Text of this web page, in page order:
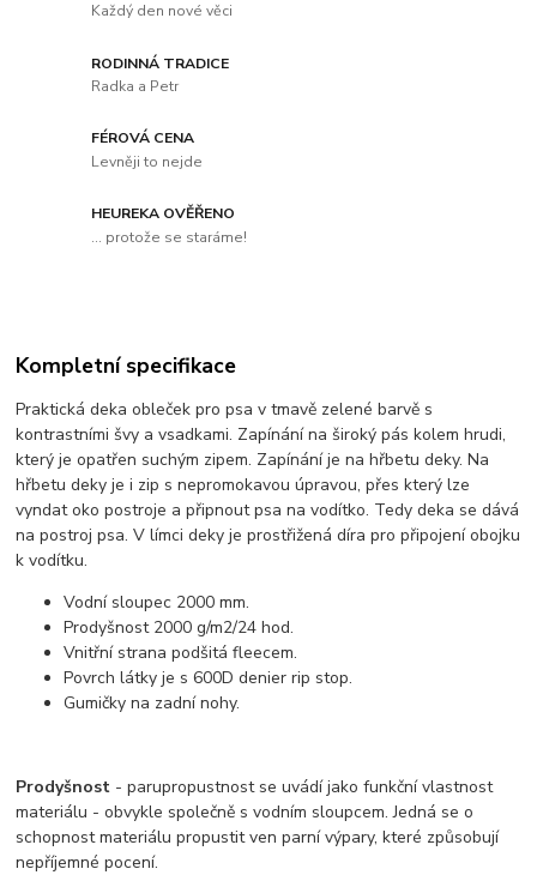
Každý den nové věci
RODINNÁ TRADICE
Radka a Petr
FÉROVÁ CENA
Levněji to nejde
HEUREKA OVĚŘENO
... protože se staráme!
Kompletní specifikace
Praktická deka obleček pro psa v tmavě zelené barvě s
kontrastními švy a vsadkami. Zapínání na široký pás kolem hrudi,
který je opatřen suchým zipem. Zapínání je na hřbetu deky. Na
hřbetu deky je i zip s nepromokavou úpravou, přes který lze
vyndat oko postroje a připnout psa na vodítko. Tedy deka se dává
na postroj psa. V límci deky je prostřižená díra pro připojení obojku
k vodítku.
Vodní sloupec 2000 mm.
Prodyšnost 2000 g/m2/24 hod.
Vnitřní strana podšitá fleecem.
Povrch látky je s 600D denier rip stop.
Gumičky na zadní nohy.
Prodyšnost - parupropustnost se uvádí jako funkční vlastnost
materiálu - obvykle společně s vodním sloupcem. Jedná se o
schopnost materiálu propustit ven parní výpary, které způsobují
nepříjemné pocení.